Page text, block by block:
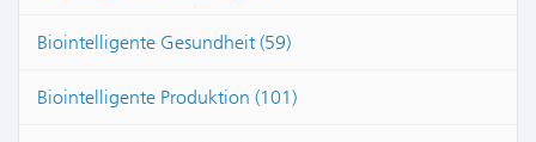
Biointelligente Gesundheit (59)
Biointelligente Produktion (101)